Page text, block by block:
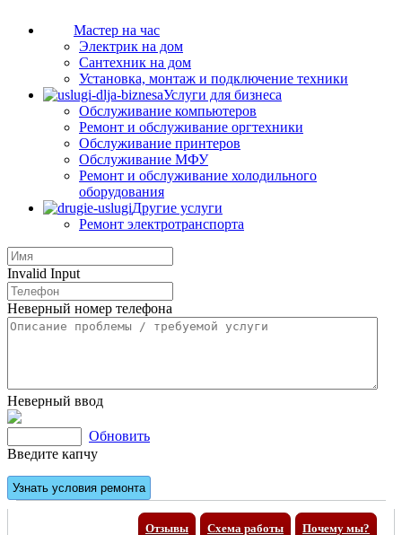
Мастер на час
Электрик на дом
Сантехник на дом
Установка, монтаж и подключение техники
Услуги для бизнеса
Обслуживание компьютеров
Ремонт и обслуживание оргтехники
Обслуживание принтеров
Обслуживание МФУ
Ремонт и обслуживание холодильного
оборудования
Другие услуги
Ремонт электротранспорта
Invalid Input
Неверный номер телефона
Неверный ввод
Обновить
Введите капчу
Отзывы Почему мы?
Схема работы